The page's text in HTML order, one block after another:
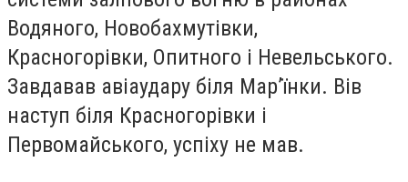
Водяного, Новобахмутівки,
Красногорівки, Опитного і Невельського.
Завдавав авіаудару біля Мар’їнки. Вів
наступ біля Красногорівки і
Первомайського, успіху не мав.